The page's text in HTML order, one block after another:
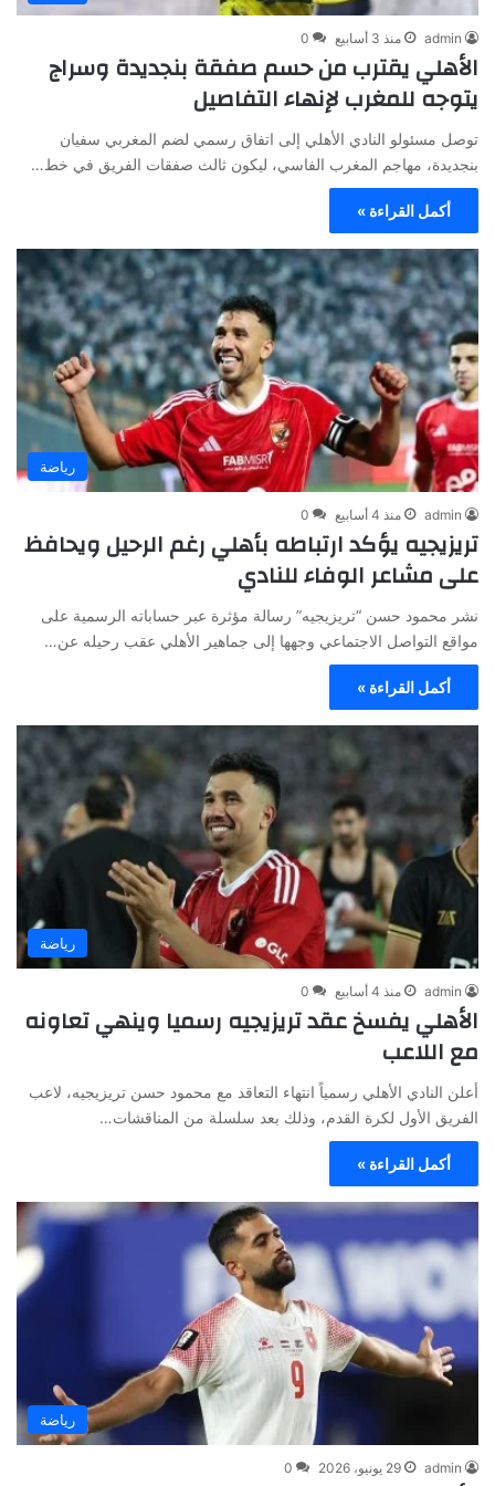
admin منذ 3 أسابيع 0
الأهلي يقترب من حسم صفقة بنجديدة وسراج
يتوجه للمغرب لإنهاء التفاصيل
توصل مسئولو النادي الأهلي إلى اتفاق رسمي لضم المغربي سفيان
بنجديدة، مهاجم المغرب الفاسي، ليكون ثالث صفقات الفريق في خط…
أكمل القراءة »
رياضة
admin منذ 4 أسابيع 0
تريزيجيه يؤكد ارتباطه بأهلي رغم الرحيل ويحافظ
على مشاعر الوفاء للنادي
نشر محمود حسن “تريزيجيه” رسالة مؤثرة عبر حساباته الرسمية على
مواقع التواصل الاجتماعي وجهها إلى جماهير الأهلي عقب رحيله عن…
أكمل القراءة »
رياضة
admin منذ 4 أسابيع 0
الأهلي يفسخ عقد تريزيجيه رسميا وينهي تعاونه
مع اللاعب
أعلن النادي الأهلي رسمياً انتهاء التعاقد مع محمود حسن تريزيجيه، لاعب
الفريق الأول لكرة القدم، وذلك بعد سلسلة من المناقشات…
أكمل القراءة »
رياضة
admin 29 يونيو، 2026 0